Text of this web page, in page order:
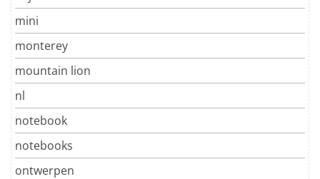
mini
monterey
mountain lion
nl
notebook
notebooks
ontwerpen